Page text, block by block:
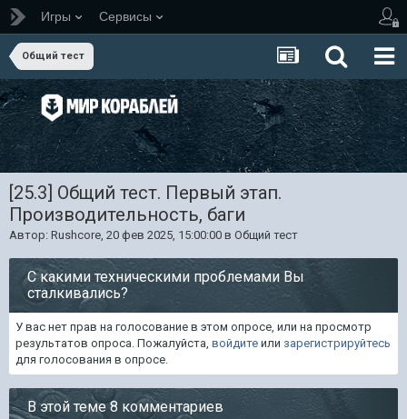
Игры Сервисы
Общий тест
[25.3] Общий тест. Первый этап.
Производительность, баги
Автор: Rushcore, 20 фев 2025, 15:00:00 в Общий тест
С какими техническими проблемами Вы
сталкивались?
У вас нет прав на голосование в этом опросе, или на просмотр
результатов опроса. Пожалуйста, войдите или зарегистрируйтесь
для голосования в опросе.
В этой теме 8 комментариев